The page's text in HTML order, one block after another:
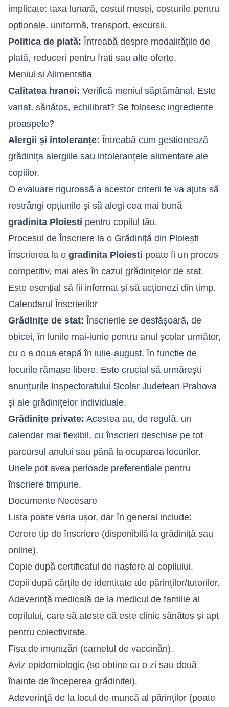
implicate: taxa lunară, costul mesei, costurile pentru
opționale, uniformă, transport, excursii.
Politica de plată: Întreabă despre modalitățile de
plată, reduceri pentru frați sau alte oferte.
Meniul și Alimentația
Calitatea hranei: Verifică meniul săptămânal. Este
variat, sănătos, echilibrat? Se folosesc ingrediente
proaspete?
Alergii și intoleranțe: Întreabă cum gestionează
grădinița alergiile sau intoleranțele alimentare ale
copiilor.
O evaluare riguroasă a acestor criterii te va ajuta să
restrângi opțiunile și să alegi cea mai bună
gradinita Ploiesti pentru copilul tău.
Procesul de Înscriere la o Grădiniță din Ploiești
Înscrierea la o gradinita Ploiesti poate fi un proces
competitiv, mai ales în cazul grădinițelor de stat.
Este esențial să fii informat și să acționezi din timp.
Calendarul Înscrierilor
Grădinițe de stat: Înscrierile se desfășoară, de
obicei, în lunile mai-iunie pentru anul școlar următor,
cu o a doua etapă în iulie-august, în funcție de
locurile rămase libere. Este crucial să urmărești
anunțurile Inspectoratului Școlar Județean Prahova
și ale grădinițelor individuale.
Grădinițe private: Acestea au, de regulă, un
calendar mai flexibil, cu înscrieri deschise pe tot
parcursul anului sau până la ocuparea locurilor.
Unele pot avea perioade preferențiale pentru
înscriere timpurie.
Documente Necesare
Lista poate varia ușor, dar în general include:
Cerere tip de înscriere (disponibilă la grădiniță sau
online).
Copie după certificatul de naștere al copilului.
Copii după cărțile de identitate ale părinților/tutorilor.
Adeverință medicală de la medicul de familie al
copilului, care să ateste că este clinic sănătos și apt
pentru colectivitate.
Fișa de imunizări (carnetul de vaccinări).
Aviz epidemiologic (se obține cu o zi sau două
înainte de începerea grădiniței).
Adeverință de la locul de muncă al părinților (poate